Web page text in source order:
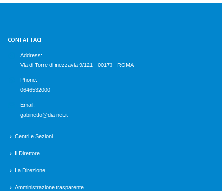
CONTATTACI
Address:
Via di Torre di mezzavia 9/121 - 00173 - ROMA
Phone:
0646532000
Email:
gabinetto@dia-net.it
Centri e Sezioni
Il Direttore
La Direzione
Amministrazione trasparente